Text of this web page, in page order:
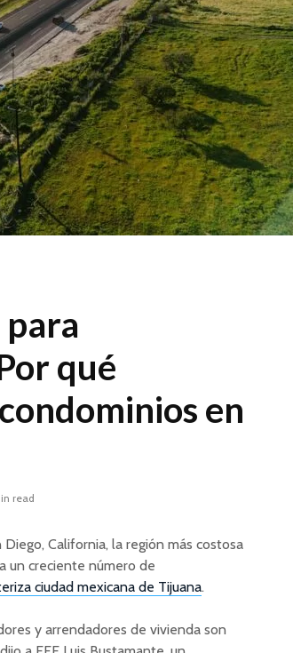
para
qué
en
read
California, la región más costosa
un creciente número de
ciudad mexicana de Tijuana.
y arrendadores de vivienda son